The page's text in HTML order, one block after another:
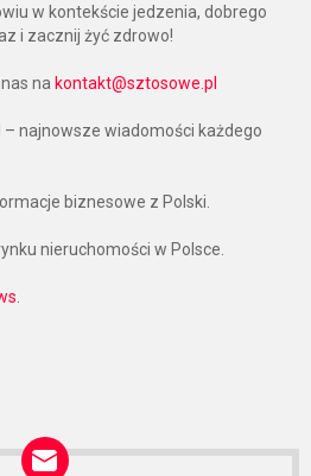
w kontekście jedzenia, dobrego
i zacznij żyć zdrowo!
na kontakt@sztosowe.pl
– najnowsze wiadomości każdego
biznesowe z Polski.
nieruchomości w Polsce.
News